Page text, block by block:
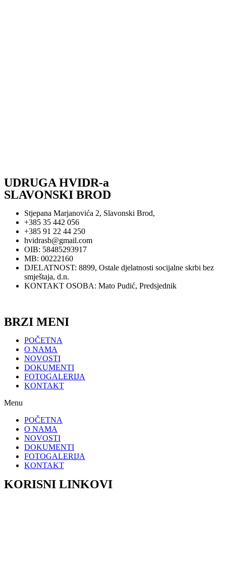
UDRUGA HVIDR-a
SLAVONSKI BROD
Stjepana Marjanovića 2, Slavonski Brod,
+385 35 442 056
+385 91 22 44 250
hvidrasb@gmail.com
OIB: 58485293917
MB: 00222160
DJELATNOST: 8899, Ostale djelatnosti socijalne skrbi bez
smještaja, d.n.
KONTAKT OSOBA: Mato Pudić, Predsjednik
BRZI MENI
POČETNA
O NAMA
NOVOSTI
DOKUMENTI
FOTOGALERIJA
KONTAKT
Menu
POČETNA
O NAMA
NOVOSTI
DOKUMENTI
FOTOGALERIJA
KONTAKT
KORISNI LINKOVI